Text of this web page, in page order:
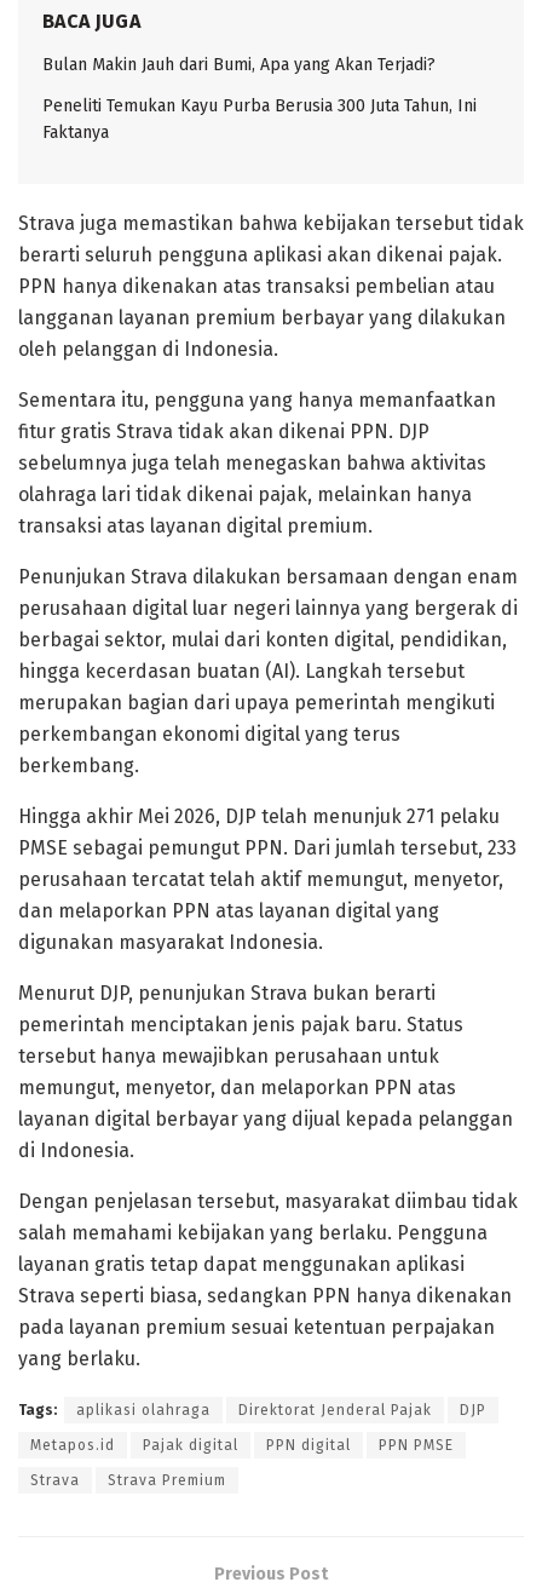
BACA JUGA
Bulan Makin Jauh dari Bumi, Apa yang Akan Terjadi?
Peneliti Temukan Kayu Purba Berusia 300 Juta Tahun, Ini
Faktanya
Strava juga memastikan bahwa kebijakan tersebut tidak
berarti seluruh pengguna aplikasi akan dikenai pajak.
PPN hanya dikenakan atas transaksi pembelian atau
langganan layanan premium berbayar yang dilakukan
oleh pelanggan di Indonesia.
Sementara itu, pengguna yang hanya memanfaatkan
fitur gratis Strava tidak akan dikenai PPN. DJP
sebelumnya juga telah menegaskan bahwa aktivitas
olahraga lari tidak dikenai pajak, melainkan hanya
transaksi atas layanan digital premium.
Penunjukan Strava dilakukan bersamaan dengan enam
perusahaan digital luar negeri lainnya yang bergerak di
berbagai sektor, mulai dari konten digital, pendidikan,
hingga kecerdasan buatan (AI). Langkah tersebut
merupakan bagian dari upaya pemerintah mengikuti
perkembangan ekonomi digital yang terus
berkembang.
Hingga akhir Mei 2026, DJP telah menunjuk 271 pelaku
PMSE sebagai pemungut PPN. Dari jumlah tersebut, 233
perusahaan tercatat telah aktif memungut, menyetor,
dan melaporkan PPN atas layanan digital yang
digunakan masyarakat Indonesia.
Menurut DJP, penunjukan Strava bukan berarti
pemerintah menciptakan jenis pajak baru. Status
tersebut hanya mewajibkan perusahaan untuk
memungut, menyetor, dan melaporkan PPN atas
layanan digital berbayar yang dijual kepada pelanggan
di Indonesia.
Dengan penjelasan tersebut, masyarakat diimbau tidak
salah memahami kebijakan yang berlaku. Pengguna
layanan gratis tetap dapat menggunakan aplikasi
Strava seperti biasa, sedangkan PPN hanya dikenakan
pada layanan premium sesuai ketentuan perpajakan
yang berlaku.
Tags: aplikasi olahraga Direktorat Jenderal Pajak DJP
Metapos.id Pajak digital PPN digital PPN PMSE
Strava Strava Premium
Previous Post